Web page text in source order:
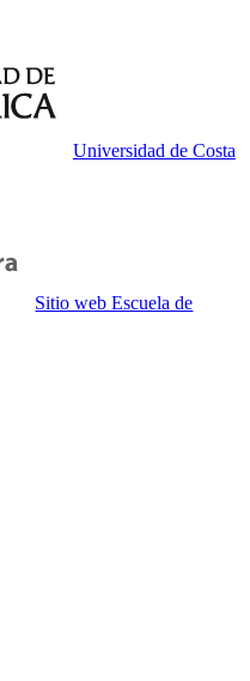
Universidad de Costa
Sitio web Escuela de